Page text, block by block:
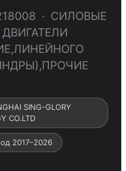
· СИЛОВЫЕ
SING-GLORY
CO.LTD
2017–2026